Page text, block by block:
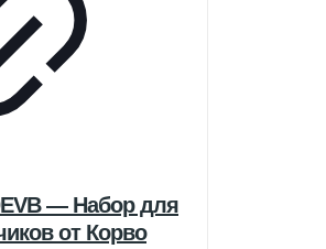
— Набор для
от Корво